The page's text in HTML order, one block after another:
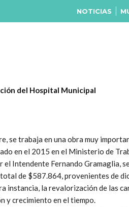
NOTICIAS
del Hospital Municipal
se trabaja en una obra muy
en el 2015 en el Ministerio de
el Intendente Fernando Gramaglia,
de $587.864, provenientes de
instancia, la revalorización de las
y crecimiento en el tiempo.